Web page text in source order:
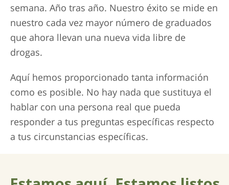
semana. Año tras año. Nuestro éxito se mide en
nuestro cada vez mayor número de graduados
que ahora llevan una nueva vida libre de
drogas.
Aquí hemos proporcionado tanta información
como es posible. No hay nada que sustituya el
hablar con una persona real que pueda
responder a tus preguntas específicas respecto
a tus circunstancias específicas.